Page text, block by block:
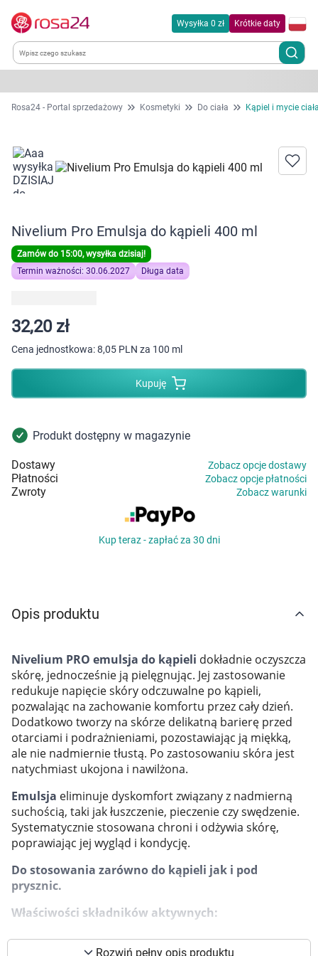
Korzystamy z plików cookies w celu
preferencji. Więcej informacji znajdziesz w
Wysyłka 0 zł Krótkie daty
Kategorie
Dla zwierząt
Zdrowie
Kobieta w ciąży i mama
Dziecko
Higiena
Kosmetyki
Mężczyzna
Zdrowy styl życia
Sprzęt medyczny
Grupy produktowe
Marki
Rosa24 - Portal sprzedażowy Kosmetyki Do ciała Kąpiel i mycie
Nivelium Pro Emulsja do kąpieli 400 ml
Zamów do 15:00, wysyłka dzisiaj!
Termin ważności: 30.06.2027
Długa data
32,20 zł
Cena jednostkowa:8,05 PLN za 100 ml
Kupuję
Produkt dostępny w magazynie
Dostawy Zobacz opcje dostawy
Płatności Zobacz opcje płatności
Zwroty Zobacz warunki
Kup teraz - zapłać za 30 dni
Opis produktu
Nivelium PRO emulsja do kąpieli dokładnie oczyszcza
skórę, jednocześnie ją pielęgnując. Jej zastosowanie
redukuje napięcie skóry odczuwalne po kąpieli,
pozwalając na zachowanie komfortu przez cały dzień.
Dodatkowo tworzy na skórze delikatną barierę przed
otarciami i podrażnieniami, pozostawiając ją miękką,
ale nie nadmiernie tłustą. Po zastosowaniu skóra jest
natychmiast ukojona i nawilżona.
Emulsja eliminuje dyskomfort związany z nadmierną
suchością, taki jak łuszczenie, pieczenie czy swędzenie.
Systematycznie stosowana chroni i odżywia skórę,
poprawiając jej wygląd i kondycję.
Do stosowania zarówno do kąpieli jak i pod
prysznic.
Właściwości składników aktywnych:
Delikatne składniki myjące oczyszczają skórę z
Rozwiń pełny opis produktu